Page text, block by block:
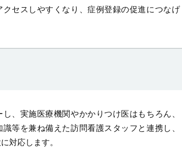
クセスしやすくなり、症例登録の促進につなげ
、実施医療機関やかかりつけ医はもちろん、
等を兼ね備えた訪問看護スタッフと連携し、
対応します。